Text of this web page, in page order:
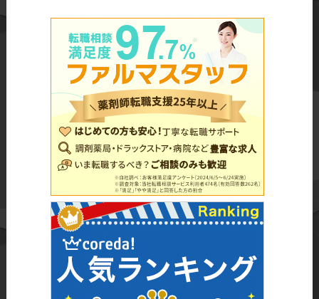
う。給与、勤務時間、休暇、福利
厚生、契約の期間や解雇条件な
ど、重要な条件を見落とさずに確
認しましょう。曖昧な点や疑問点
があれば、遠慮せずに質問しまし
ょう。
◆常識やマナーの欠如
転職活動においては、常識やマナ
ーを守ることが重要です。遅刻や
欠席、連絡不足などは採用担当者